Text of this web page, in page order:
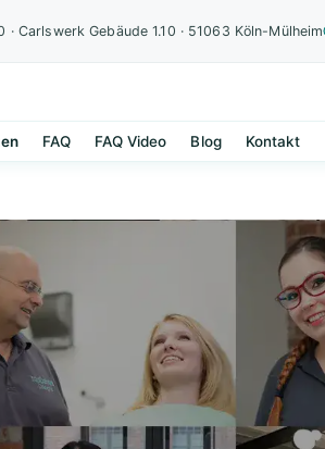
· Carlswerk Gebäude 1.10 · 51063 Köln-Mülheim
FAQ FAQ Video Blog Kontakt